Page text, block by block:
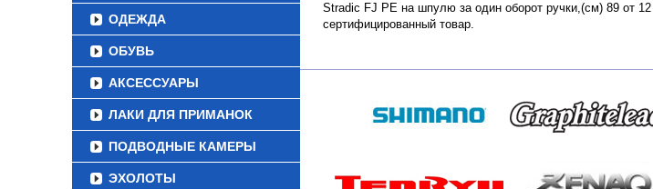
ОДЕЖДА
ОБУВЬ
АКСЕССУАРЫ
ЛАКИ ДЛЯ ПРИМАНОК
ПОДВОДНЫЕ КАМЕРЫ
ЭХОЛОТЫ
Stradic FJ PE на шпулю за один оборот ручки,(см) 89 от
сертифицированный товар.